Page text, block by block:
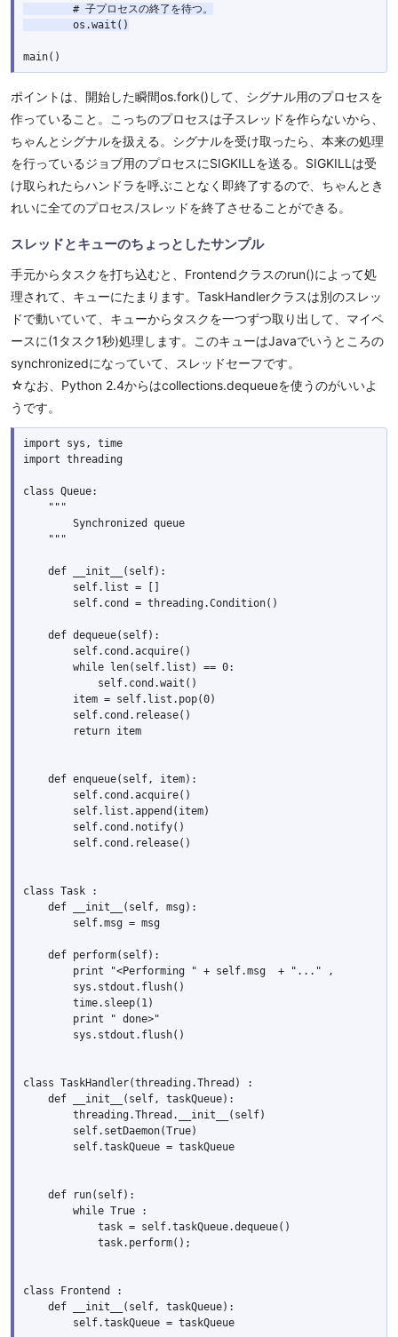
# 子プロセスの終了を待つ。
ポイントは、開始した瞬間os.fork()して、シグナル用のプロセスを
作っていること。こっちのプロセスは子スレッドを作らないから、
ちゃんとシグナルを扱える。シグナルを受け取ったら、本来の処理
を行っているジョブ用のプロセスにSIGKILLを送る。SIGKILLは受
け取られたらハンドラを呼ぶことなく即終了するので、ちゃんとき
れいに全てのプロセス/スレッドを終了させることができる。
スレッドとキューのちょっとしたサンプル
手元からタスクを打ち込むと、Frontendクラスのrun()によって処
理されて、キューにたまります。TaskHandlerクラスは別のスレッ
ドで動いていて、キューからタスクを一つずつ取り出して、マイペ
ースに(1タスク1秒)処理します。このキューはJavaでいうところの
synchronizedになっていて、スレッドセーフです。
☆なお、Python 2.4からはcollections.dequeueを使うのがいいよ
うです。
import sys, time
import threading
class Queue:
    """
        Synchronized queue
    """
    def __init__(self):
        self.list = []
        self.cond = threading.Condition()
    def dequeue(self):
        self.cond.acquire()
        while len(self.list) == 0:
            self.cond.wait()
        item = self.list.pop(0)
        self.cond.release()
        return item
    def enqueue(self, item):
        self.cond.acquire()
        self.list.append(item)
        self.cond.notify()
        self.cond.release()
class Task :
    def __init__(self, msg):
        self.msg = msg
    def perform(self):
        print "<Performing " + self.msg  + "..." ,
        sys.stdout.flush()
        time.sleep(1)
        print " done>"
        sys.stdout.flush()
class TaskHandler(threading.Thread) :
    def __init__(self, taskQueue):
        threading.Thread.__init__(self)
        self.setDaemon(True)
        self.taskQueue = taskQueue
    def run(self):
        while True :
            task = self.taskQueue.dequeue()
            task.perform();
class Frontend :
    def __init__(self, taskQueue):
        self.taskQueue = taskQueue